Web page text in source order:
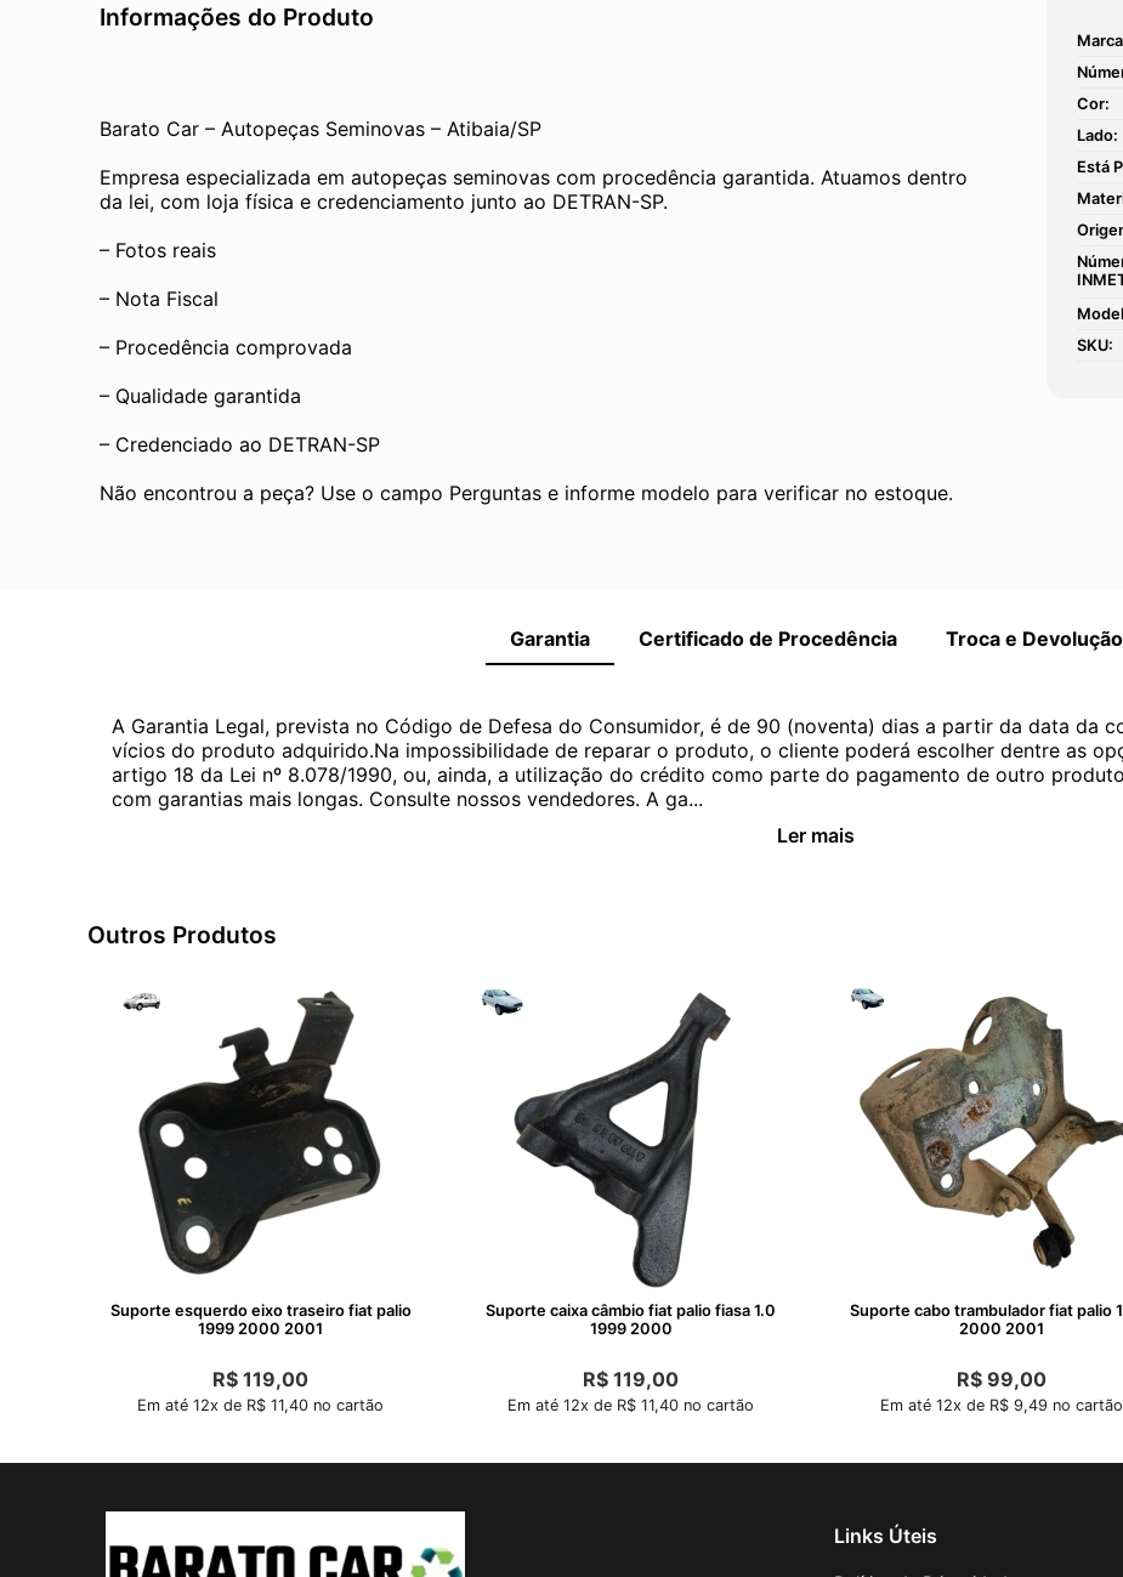
Informações do Produto
Barato Car – Autopeças Seminovas – Atibaia/SP
Empresa especializada em autopeças seminovas com procedência garantida. Atuamos dentro
da lei, com loja física e credenciamento junto ao DETRAN-SP.
– Fotos reais
– Nota Fiscal
– Procedência comprovada
– Qualidade garantida
– Credenciado ao DETRAN-SP
Não encontrou a peça? Use o campo Perguntas e informe modelo para verificar no estoque.
Cor:
Lado:
Está
SKU:
Garantia Certificado de Procedência Troca e Devolução
A Garantia Legal, prevista no Código de Defesa do Consumidor, é de 90 (noventa) dias a partir da data da
vícios do produto adquirido.Na impossibilidade de reparar o produto, o cliente poderá escolher dentre as
artigo 18 da Lei nº 8.078/1990, ou, ainda, a utilização do crédito como parte do pagamento de outro
com garantias mais longas. Consulte nossos vendedores. A ga...
Ler mais
Outros Produtos
Suporte esquerdo eixo traseiro fiat palio
1999 2000 2001
R$ 119,00
Em até 12x de R$ 11,40 no cartão
Suporte caixa câmbio fiat palio fiasa 1.0
1999 2000
R$ 119,00
Em até 12x de R$ 11,40 no cartão
Suporte cabo trambulador fiat palio
2000 2001
R$99,00
Em até 12x de R$ 9,49 no cartão
Links Úteis